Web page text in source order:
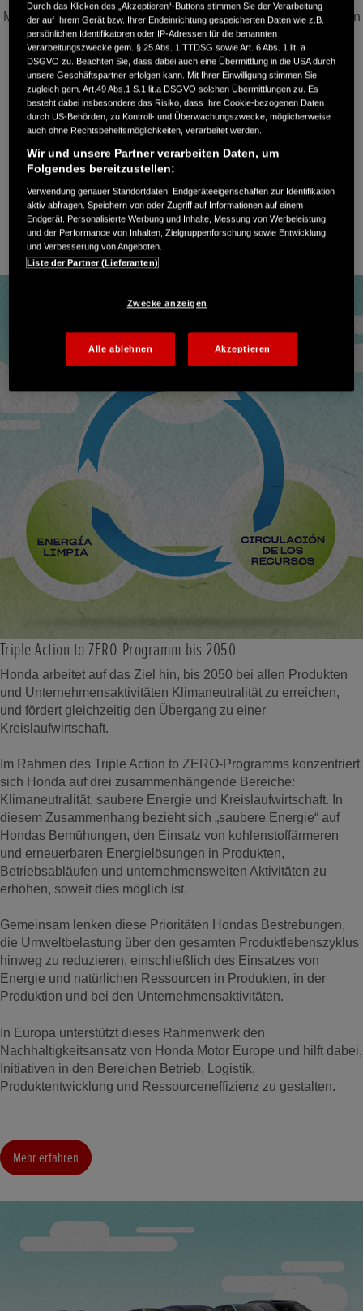
Mobilität weiterzuentwickeln, auf sich wandelnde Erwartungen
der Kunden und der Gesellschaft zu reagieren und zur
Verwirklichung einer kohlenstoffärmeren Gesellschaft
beizutragen.
Im Mittelpunkt dieser Vision steht Honda´s Engagement,
hochwertige Produkte und Services anzubieten, die den
gleichzeitig den Fortschritt in den Bereichen
Umweltverantwortung, Sicherheit und sozialer Beitrag zu
fördern.
Triple Action to ZERO-Programm bis 2050
Honda arbeitet auf das Ziel hin, bis 2050 bei allen Produkten
und Unternehmensaktivitäten Klimaneutralität zu erreichen,
und fördert gleichzeitig den Übergang zu einer
Kreislaufwirtschaft.
Im Rahmen des Triple Action to ZERO-Programms konzentriert
sich Honda auf drei zusammenhängende Bereiche:
Klimaneutralität, saubere Energie und Kreislaufwirtschaft. In
diesem Zusammenhang bezieht sich „saubere Energie“ auf
Hondas Bemühungen, den Einsatz von kohlenstoffärmeren
und erneuerbaren Energielösungen in Produkten,
Betriebsabläufen und unternehmensweiten Aktivitäten zu
erhöhen, soweit dies möglich ist.
Gemeinsam lenken diese Prioritäten Hondas Bestrebungen,
die Umweltbelastung über den gesamten Produktlebenszyklus
hinweg zu reduzieren, einschließlich des Einsatzes von
Energie und natürlichen Ressourcen in Produkten, in der
Produktion und bei den Unternehmensaktivitäten.
In Europa unterstützt dieses Rahmenwerk den
Nachhaltigkeitsansatz von Honda Motor Europe und hilft dabei,
Initiativen in den Bereichen Betrieb, Logistik,
Produktentwicklung und Ressourceneffizienz zu gestalten.
Mehr erfahren
Durch das Klicken des „Akzeptieren“-Buttons stimmen Sie der Verarbeitung
der auf Ihrem Gerät bzw. Ihrer Endeinrichtung gespeicherten Daten wie z.B.
persönlichen Identifikatoren oder IP-Adressen für die benannten
Verarbeitungszwecke gem. § 25 Abs. 1 TTDSG sowie Art. 6 Abs. 1 lit. a
DSGVO zu. Beachten Sie, dass dabei auch eine Übermittlung in die USA durch
unsere Geschäftspartner erfolgen kann. Mit Ihrer Einwilligung stimmen Sie
zugleich gem. Art.49 Abs.1 S.1 lit.a DSGVO solchen Übermittlungen zu. Es
besteht dabei insbesondere das Risiko, dass Ihre Cookie-bezogenen Daten
durch US-Behörden, zu Kontroll- und Überwachungszwecke, möglicherweise
auch ohne Rechtsbehelfsmöglichkeiten, verarbeitet werden.
Wir und unsere Partner verarbeiten Daten, um
Folgendes bereitzustellen:
Verwendung genauer Standortdaten. Endgeräteeigenschaften zur Identifikation
aktiv abfragen. Speichern von oder Zugriff auf Informationen auf einem
Endgerät. Personalisierte Werbung und Inhalte, Messung von Werbeleistung
und der Performance von Inhalten, Zielgruppenforschung sowie Entwicklung
und Verbesserung von Angeboten.
Liste der Partner (Lieferanten)
Zwecke anzeigen
Alle ablehnen Akzeptieren